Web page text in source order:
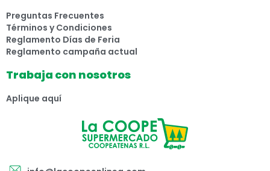
Preguntas Frecuentes
Términos y Condiciones
Reglamento Días de Feria
Reglamento campaña actual
Trabaja con nosotros
Aplique aquí